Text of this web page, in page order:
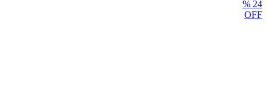
24
%
OFF